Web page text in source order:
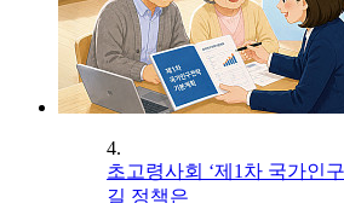
4.
초고령사회 ‘제1차 국가인
길 정책은